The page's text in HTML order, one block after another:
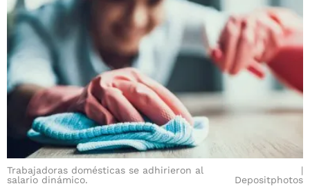
Trabajadoras domésticas se adhirieron al
salario dinámico.
Depositphotos